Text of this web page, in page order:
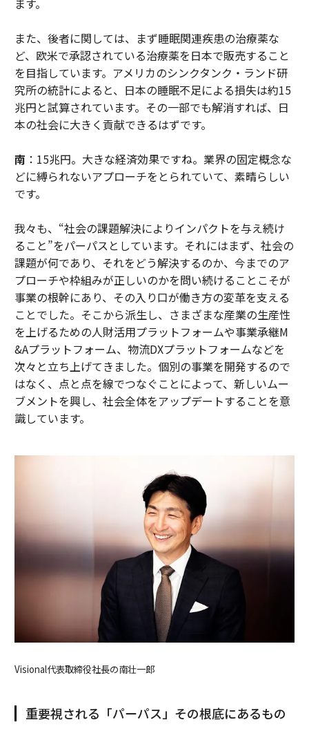
ます。
また、後者に関しては、まず睡眠関連疾患の治療薬な
ど、欧米で承認されている治療薬を日本で販売すること
を目指しています。アメリカのシンクタンク・ランド研
究所の統計によると、日本の睡眠不足による損失は約15
兆円と試算されています。その一部でも解消すれば、日
本の社会に大きく貢献できるはずです。
南 ：15兆円。大きな経済効果ですね。業界の固定概念な
どに縛られないアプローチをとられていて、素晴らしい
です。
我々も、“社会の課題解決によりインパクトを与え続け
ること”をパーパスとしています。それにはまず、社会の
課題が何であり、それをどう解決するのか、今までのア
プローチや枠組みが正しいのかを問い続けることこそが
事業の根幹にあり、その入り口が働き方の変革を支える
ことでした。そこから派生し、さまざまな産業の生産性
を上げるための人財活用プラットフォームや事業承継M
&Aプラットフォーム、物流DXプラットフォームなどを
次々と立ち上げてきました。個別の事業を開発するので
はなく、点と点を線でつなぐことによって、新しいムー
ブメントを興し、社会全体をアップデートすることを意
識しています。
Visional代表取締役社長の南壮一郎
重要視される「パーパス」その根底にあるもの